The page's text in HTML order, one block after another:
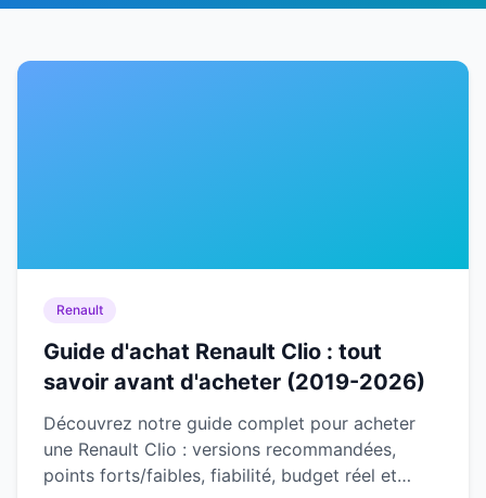
Renault
Guide d'achat Renault Clio : tout
savoir avant d'acheter (2019-2026)
Découvrez notre guide complet pour acheter
une Renault Clio : versions recommandées,
points forts/faibles, fiabilité, budget réel et